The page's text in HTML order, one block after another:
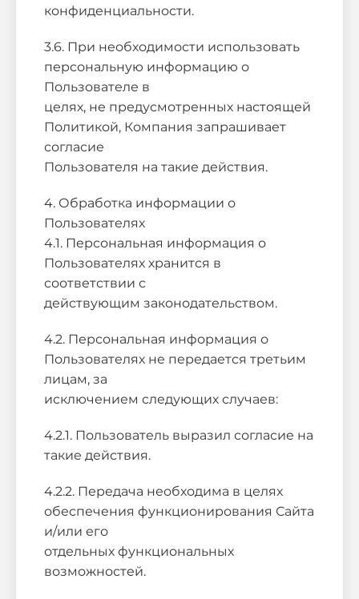
конфиденциальности.
3.6. При необходимости использовать
персональную информацию о
Пользователе в
целях, не предусмотренных настоящей
Политикой, Компания запрашивает
согласие
Пользователя на такие действия.
4. Обработка информации о
Пользователях
4.1. Персональная информация о
Пользователях хранится в
соответствии с
действующим законодательством.
4.2. Персональная информация о
Пользователях не передается третьим
лицам, за
исключением следующих случаев:
4.2.1. Пользователь выразил согласие на
такие действия.
4.2.2. Передача необходима в целях
обеспечения функционирования Сайта
и/или его
отдельных функциональных
возможностей.